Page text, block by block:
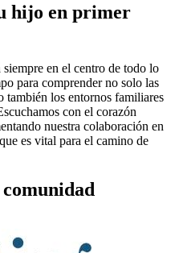
hijo en primer
en el centro de todo lo
para comprender no solo las
también los entornos familiares
con el corazón
nuestra colaboración en
es vital para el camino de